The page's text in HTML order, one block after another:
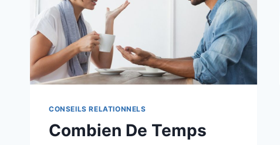
CONSEILS RELATIONNELS
Combien De Temps